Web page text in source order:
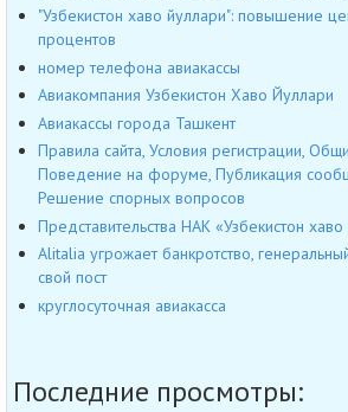
"Узбекистон хаво йуллари": повышение
процентов
номер телефона авиакассы
Авиакомпания Узбекистон Хаво Йуллари
Авиакассы города Ташкент
Правила сайта, Условия регистрации,
Поведение на форуме, Публикация
Решение спорных вопросов
Представительства НАК «Узбекистон
Alitalia угрожает банкротство,
свой пост
круглосуточная авиакасса
Последние просмотры: